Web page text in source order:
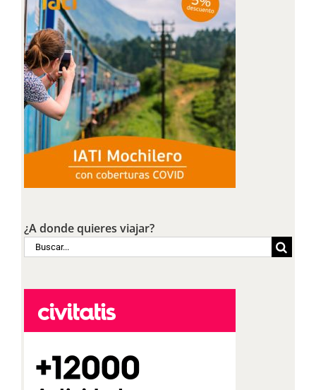
¿A donde quieres viajar?
Buscar: